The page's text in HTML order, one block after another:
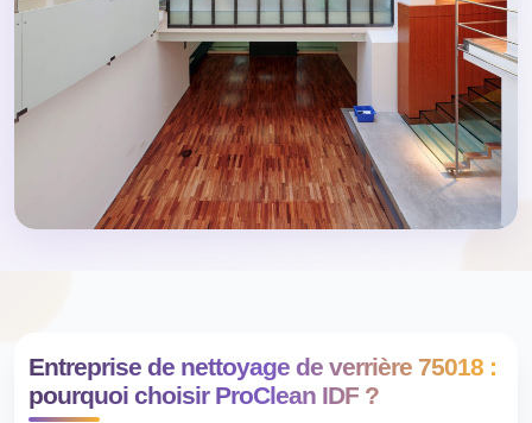
Entreprise de nettoyage de verrière 75018 :
pourquoi choisir ProClean IDF ?